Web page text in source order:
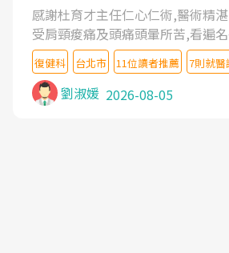
感謝杜育才主任仁心仁術,醫術精
受肩頸痠痛及頭痛頭暈所苦,看遍
檢查,也嘗試過西醫打針,中醫針灸
沒有用,後來連吃到嗎啡類止痛藥都
症狀,沒多久就痛起來,多年失眠嚴
台灣親友介紹忠孝醫院杜育才主任
復健科 台北市 11位讀者推薦 7則就醫
劉淑媛 2026-08-05